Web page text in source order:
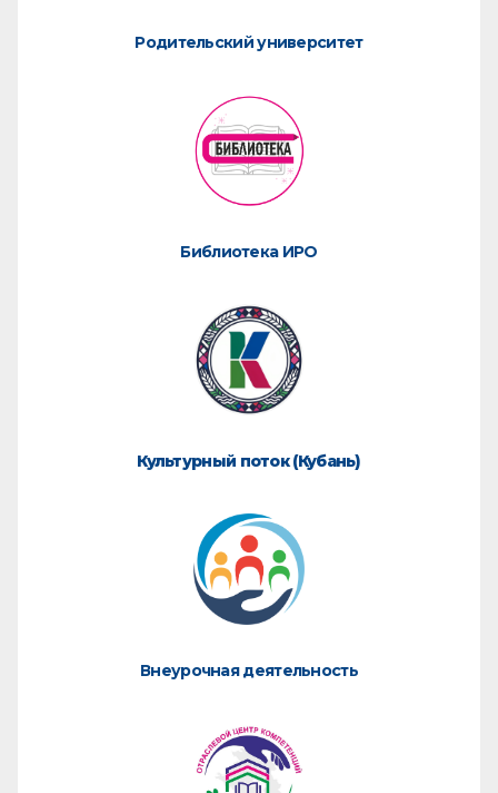
Родительский университет
Библиотека ИРО
Культурный поток (Кубань)
Внеурочная деятельность